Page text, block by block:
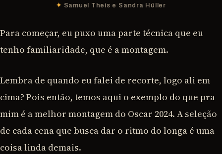
Samuel Theis e Sandra Hüller
Para começar, eu puxo uma parte técnica que eu
tenho familiaridade, que é a montagem.
Lembra de quando eu falei de recorte, logo ali em
cima? Pois então, temos aqui o exemplo do que pra
mim é a melhor montagem do Oscar 2024. A seleção
de cada cena que busca dar o ritmo do longa é uma
coisa linda demais.